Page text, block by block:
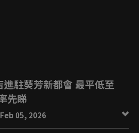
駐葵芳新都會 最平低至
先睇
港生活 發佈時間: Feb 05, 2026